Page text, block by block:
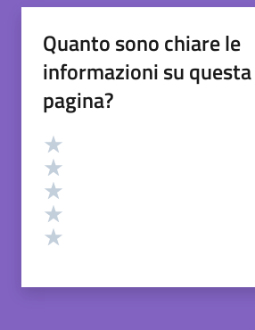
Quanto sono chiare le
informazioni su questa
pagina?
Valutazione